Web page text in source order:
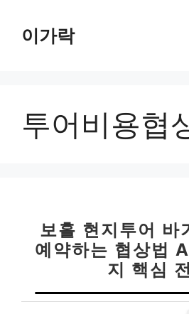
이가락
투어비용협
보홀 현지투어 바
예약하는 협상법
지 핵심